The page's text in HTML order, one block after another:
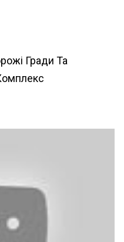
Гради Та